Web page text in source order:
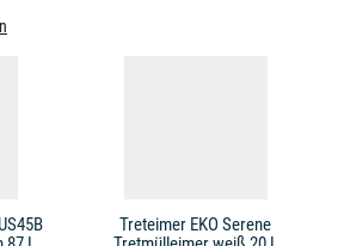
Treteimer EKO Serene